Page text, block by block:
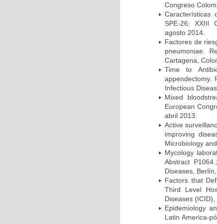
Congreso
Características
SPE-26; XXIII
agosto 2014.
Factores de
pneumoniae.
Cartagena,
Time to
appendectomy.
Infectious
Mixed
European
abril 2013.
Active
improving
Microbiology
Mycology
Abstract
Diseases,
Factors that
Third Level
Diseases
Epidemiology
Latin America-